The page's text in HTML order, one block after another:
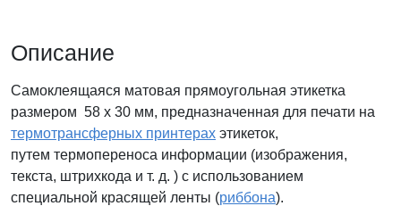
Описание
Самоклеящаяся матовая прямоугольная этикетка
размером 58 x 30 мм, предназначенная для печати на
термотрансферных принтерах этикеток,
путем термопереноса информации (изображения,
текста, штрихкода и т. д. ) с использованием
специальной красящей ленты (риббона).